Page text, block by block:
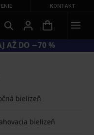
KONTAKT
AŽ DO −70 %
bielizeň
bielizeň